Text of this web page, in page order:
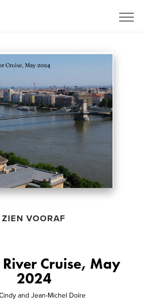
ZIEN VOORAF
Cruise, May
2024
and Jean-Michel Doire